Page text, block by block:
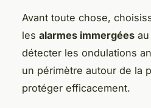
Avant toute chose,
les alarmes immergées
détecter les ondulations
un périmètre autour de la
protéger efficacement.